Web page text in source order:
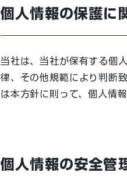
個人情報の保護に
当社は、当社が保有する個
律、その他規範により判断
は本方針に則って、個人情
個人情報の安全管